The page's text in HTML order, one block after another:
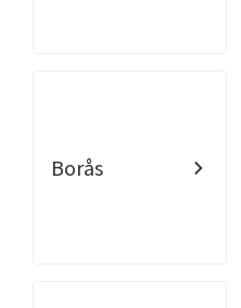
Borås